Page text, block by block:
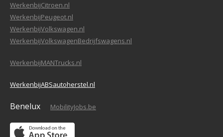
WerkenbijCitroen.nl
WerkenbijPeugeot.nl
WerkenbijVolkswagen.nl
WerkenbijVolkswagenBedrijfswagens.nl
WerkenbijMANTrucks.nl
WerkenbijABSautoherstel.nl
Benelux MobilityJobs.be